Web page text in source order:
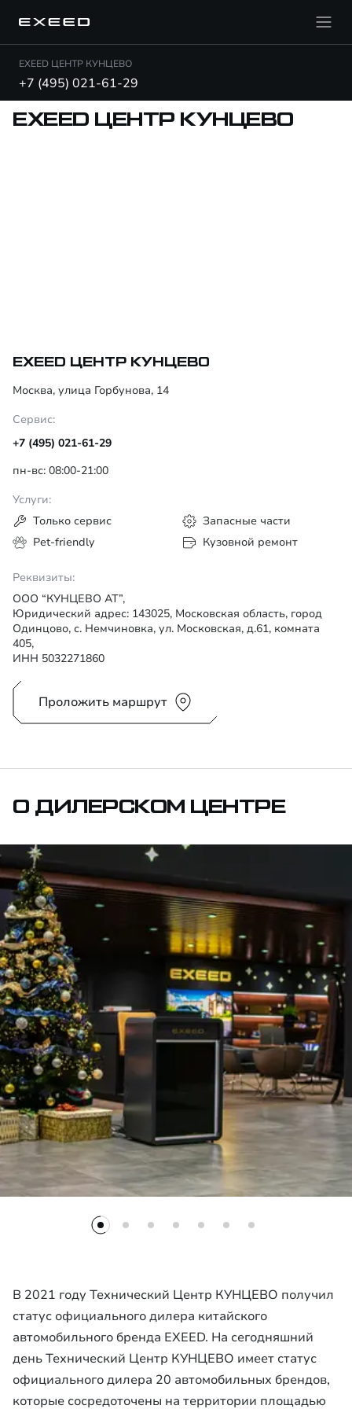
EXEED ЦЕНТР КУНЦЕВО
+7 (495) 021-61-29
EXEED ЦЕНТР КУНЦЕВО
EXEED ЦЕНТР КУНЦЕВО
Москва, улица Горбунова, 14
Сервис:
+7 (495) 021-61-29
пн-вс: 08:00-21:00
Услуги:
Только сервис
Запасные части
Pet-friendly
Кузовной ремонт
Реквизиты:
ООО “КУНЦЕВО АТ”,
Юридический адрес: 143025, Московская область, город
Одинцово, с. Немчиновка, ул. Московская, д.61, комната
405,
ИНН 5032271860
Проложить маршрут
О ДИЛЕРСКОМ ЦЕНТРЕ
В 2021 году Технический Центр КУНЦЕВО получил
статус официального дилера китайского
автомобильного бренда EXEED. На сегодняшний
день Технический Центр КУНЦЕВО имеет статус
официального дилера 20 автомобильных брендов,
которые сосредоточены на территории площадью